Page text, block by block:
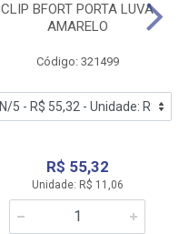
CLIP BFORT PORTA LUVA
AMARELO
Código: 321499
R$ 55,32
Unidade: R$ 11,06